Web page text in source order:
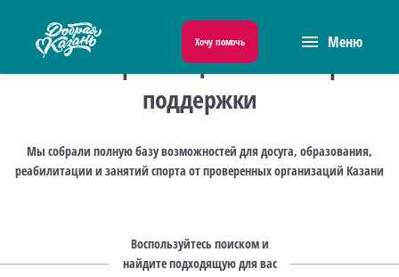
Хочу помочь menu Меню
Навигатор по социальным мерам
поддержки
Мы собрали полную базу возможностей для досуга, образования,
реабилитации и занятий спорта от проверенных организаций Казани
Воспользуйтесь поиском и
найдите подходящую для вас